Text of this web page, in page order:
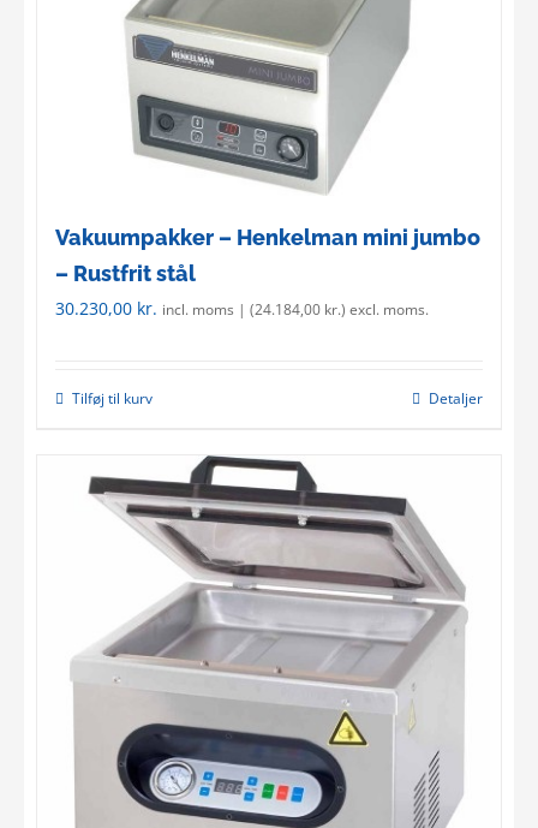
Vakuumpakker – Henkelman mini jumbo
– Rustfrit stål
30.230,00 kr. incl. moms | (24.184,00 kr.) excl. moms.
Tilføj til kurv Detaljer